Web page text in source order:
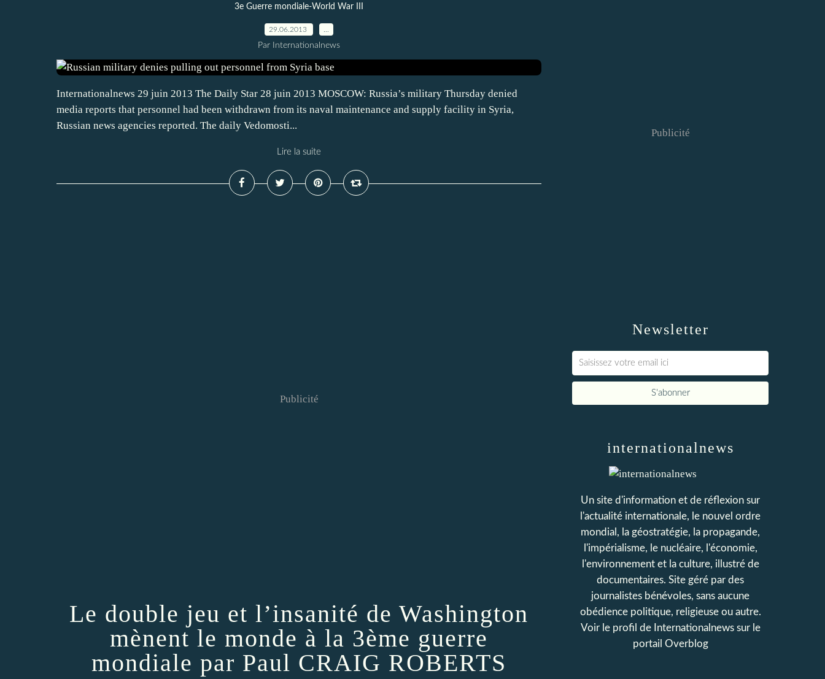
3e Guerre mondiale-World War III
29.06.2013
Par Internationalnews
Internationalnews 29 juin 2013 The Daily Star 28 juin 2013 MOSCOW: Russia’s military Thursday denied
media reports that personnel had been withdrawn from its naval maintenance and supply facility in Syria,
Russian news agencies reported. The daily Vedomosti...
Lire la suite
Publicité
Le double jeu et l’insanité de Washington
mènent le monde à la 3ème guerre
mondiale par Paul CRAIG ROBERTS
Newsletter
Publicité
internationalnews
Un site d'information et de réflexion sur
l'actualité internationale, le nouvel ordre
mondial, la géostratégie, la propagande,
l'impérialisme, le nucléaire, l'économie,
l'environnement et la culture, illustré de
documentaires. Site géré par des
journalistes bénévoles, sans aucune
obédience politique, religieuse ou autre.
Voir le profil de Internationalnewssur le
portail Overblog